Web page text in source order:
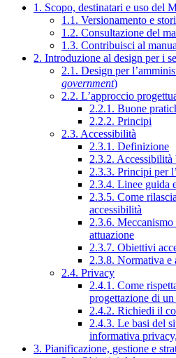
1. Scopo, destinatari e uso del
1.1. Versionamento e
1.2. Consultazione del
1.3. Contribuisci al
2. Introduzione al design per i
2.1. Design per
government)
2.2. L’approccio
2.2.1. Buone
2.2.2. Principi
2.3. Accessibilità
2.3.1. Definizione
2.3.2. Accessibilità
2.3.3. Principi per
2.3.4. Linee guida
2.3.5. Come
accessibilità
2.3.6.
attuazione
2.3.7. Obiettivi
2.3.8. Normativa e
2.4. Privacy
2.4.1. Come
progettazione di
2.4.2. Richiedi il
2.4.3. Le basi del
informativa
3. Pianificazione, gestione e